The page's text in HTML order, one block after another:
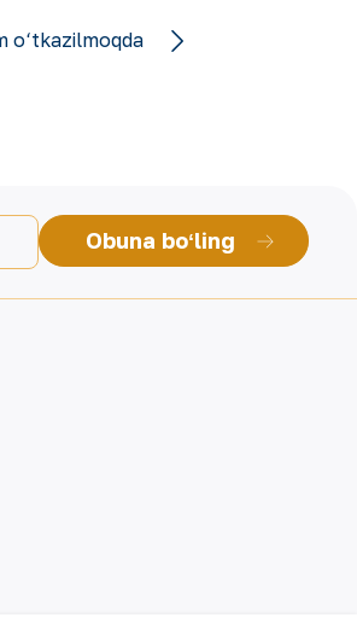
o‘tkazilmoqda
Obuna boʻling